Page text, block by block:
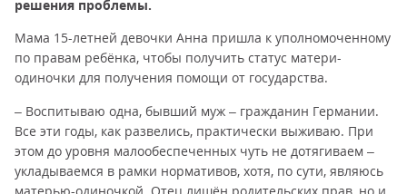
решения проблемы.
Мама 15-летней девочки Анна пришла к уполномоченному
по правам ребёнка, чтобы получить статус матери-
одиночки для получения помощи от государства.
– Воспитываю одна, бывший муж – гражданин Германии.
Все эти годы, как развелись, практически выживаю. При
этом до уровня малообеспеченных чуть не дотягиваем –
укладываемся в рамки нормативов, хотя, по сути, являюсь